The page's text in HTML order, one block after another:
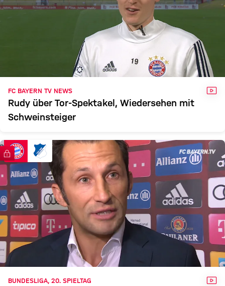
FC BAYERN TV NEWS
Rudy über Tor-Spektakel, Wiedersehen mit
Schweinsteiger
FC Bayern TV PLUS
BUNDESLIGA, 20. SPIELTAG